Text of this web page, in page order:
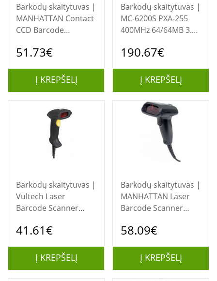
Barkodų skaitytuvas |
MANHATTAN Contact
CCD Barcode
Black, 401517
51.73€
Į KREPŠELĮ
Barkodų skaitytuvas |
MC-6200S PXA-255
400MHz 64/64MB 3.5
USB Serial Battery
4.2/ IP54/ WLAN/
Bluetooth/ Scanner
190.67€
Į KREPŠELĮ
Barkodų skaitytuvas |
Vultech Laser
Barcode Scanner
USB, Black, BC-01,
41.61€
Į KREPŠELĮ
Barkodų skaitytuvas |
MANHATTAN Laser
Barcode Scanner
USB, 177665
58.09€
Į KREPŠELĮ